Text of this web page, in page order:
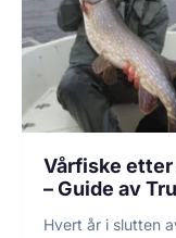
Vårfiske
– Guide av
Hvert år i slutten